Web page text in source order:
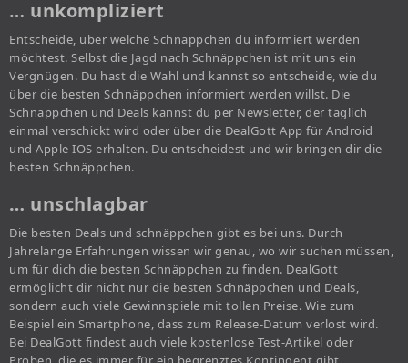
… unkompliziert
Entscheide, über welche Schnäppchen du informiert werden
möchtest. Selbst die Jagd nach Schnäppchen ist mit uns ein
Vergnügen. Du hast die Wahl und kannst so entscheide, wie du
über die besten Schnäppchen informiert werden willst. Die
Schnäppchen und Deals kannst du per Newsletter, der täglich
einmal verschickt wird oder über die DealGott App für Android
und Apple IOS erhalten. Du entscheidest und wir bringen dir die
besten Schnäppchen.
… unschlagbar
Die besten Deals und schnäppchen gibt es bei uns. Durch
Jahrelange Erfahrungen wissen wir genau, wo wir suchen müssen,
um für dich die besten Schnäppchen zu finden. DealGott
ermöglicht dir nicht nur die besten Schnäppchen und Deals,
sondern auch viele Gewinnspiele mit tollen Preise. Wie zum
Beispiel ein Smartphone, dass zum Release-Datum verlost wird.
Bei DealGott findest auch viele kostenlose Test-Artikel oder